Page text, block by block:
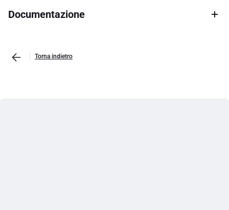
Documentazione
Torna indietro